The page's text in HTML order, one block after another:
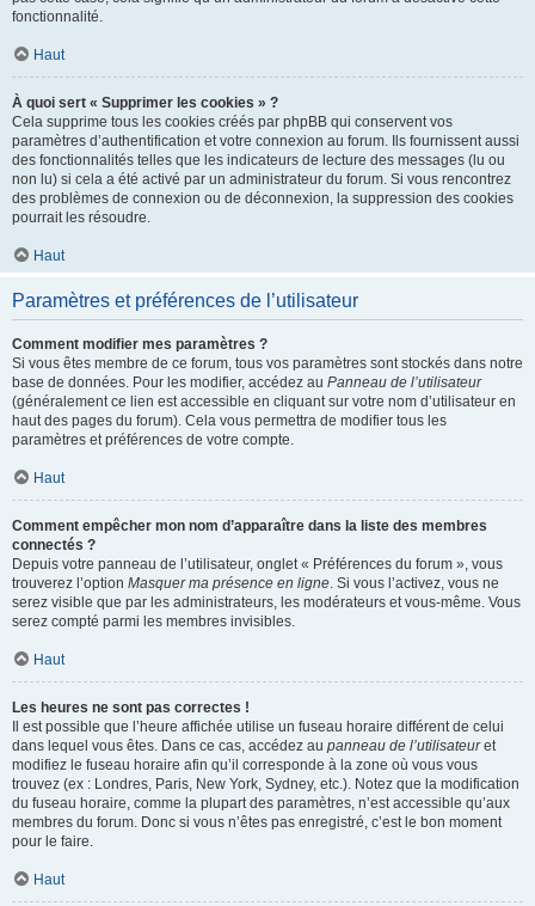
fonctionnalité.
Haut
À quoi sert « Supprimer les cookies » ?
Cela supprime tous les cookies créés par phpBB qui conservent vos
paramètres d’authentification et votre connexion au forum. Ils fournissent aussi
des fonctionnalités telles que les indicateurs de lecture des messages (lu ou
non lu) si cela a été activé par un administrateur du forum. Si vous rencontrez
des problèmes de connexion ou de déconnexion, la suppression des cookies
pourrait les résoudre.
Haut
Paramètres et préférences de l’utilisateur
Comment modifier mes paramètres ?
Si vous êtes membre de ce forum, tous vos paramètres sont stockés dans notre
base de données. Pour les modifier, accédez au Panneau de l’utilisateur
(généralement ce lien est accessible en cliquant sur votre nom d’utilisateur en
haut des pages du forum). Cela vous permettra de modifier tous les
paramètres et préférences de votre compte.
Haut
Comment empêcher mon nom d’apparaître dans la liste des membres
connectés ?
Depuis votre panneau de l’utilisateur, onglet « Préférences du forum », vous
trouverez l’option Masquer ma présence en ligne. Si vous l’activez, vous ne
serez visible que par les administrateurs, les modérateurs et vous-même. Vous
serez compté parmi les membres invisibles.
Haut
Les heures ne sont pas correctes !
Il est possible que l’heure affichée utilise un fuseau horaire différent de celui
dans lequel vous êtes. Dans ce cas, accédez au panneau de l’utilisateuret
modifiez le fuseau horaire afin qu’il corresponde à la zone où vous vous
trouvez (ex : Londres, Paris, New York, Sydney, etc.). Notez que la modification
du fuseau horaire, comme la plupart des paramètres, n’est accessible qu’aux
membres du forum. Donc si vous n’êtes pas enregistré, c’est le bon moment
pour le faire.
Haut